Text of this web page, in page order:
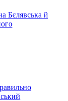
Бєлявська й